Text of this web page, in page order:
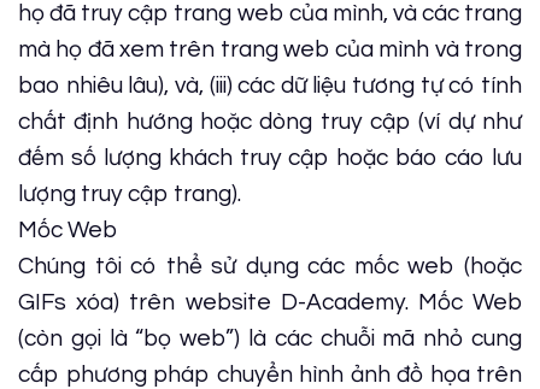
họ đã truy cập trang web của mình, và các trang
mà họ đã xem trên trang web của mình và trong
bao nhiêu lâu), và, (iii) các dữ liệu tương tự có tính
chất định hướng hoặc dòng truy cập (ví dự như
đếm số lượng khách truy cập hoặc báo cáo lưu
lượng truy cập trang).
Mốc Web
Chúng tôi có thể sử dụng các mốc web (hoặc
GIFs xóa) trên website D-Academy. Mốc Web
(còn gọi là “bọ web”) là các chuỗi mã nhỏ cung
cấp phương pháp chuyển hình ảnh đồ họa trên